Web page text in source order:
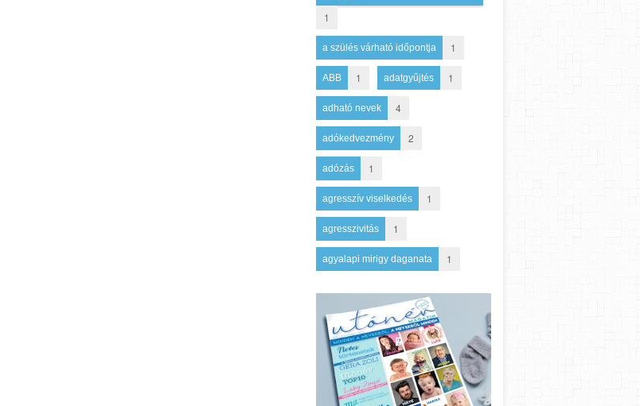
1
a szülés várható időpontja 1
ABB 1 adatgyűjtés 1
adható nevek 4
adókedvezmény 2
adózás 1
agresszív viselkedés 1
agresszivitás 1
agyalapi mirigy daganata 1